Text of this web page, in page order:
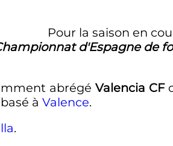
Pour la saison en
d'Espagne de
abrégé Valencia CF
à Valence.
.